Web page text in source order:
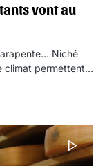
vont au
Niché
climat permettent…